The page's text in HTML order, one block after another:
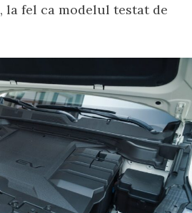
la fel ca modelul testat de